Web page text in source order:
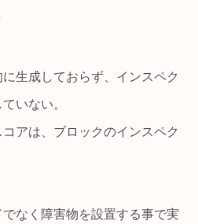
生成しておらず、インスペク
いない。
アは、ブロックのインスペク
なく障害物を設置する事で実